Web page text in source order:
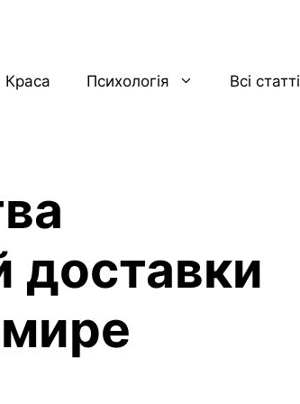
Краса Психологія Всі статті
доставки